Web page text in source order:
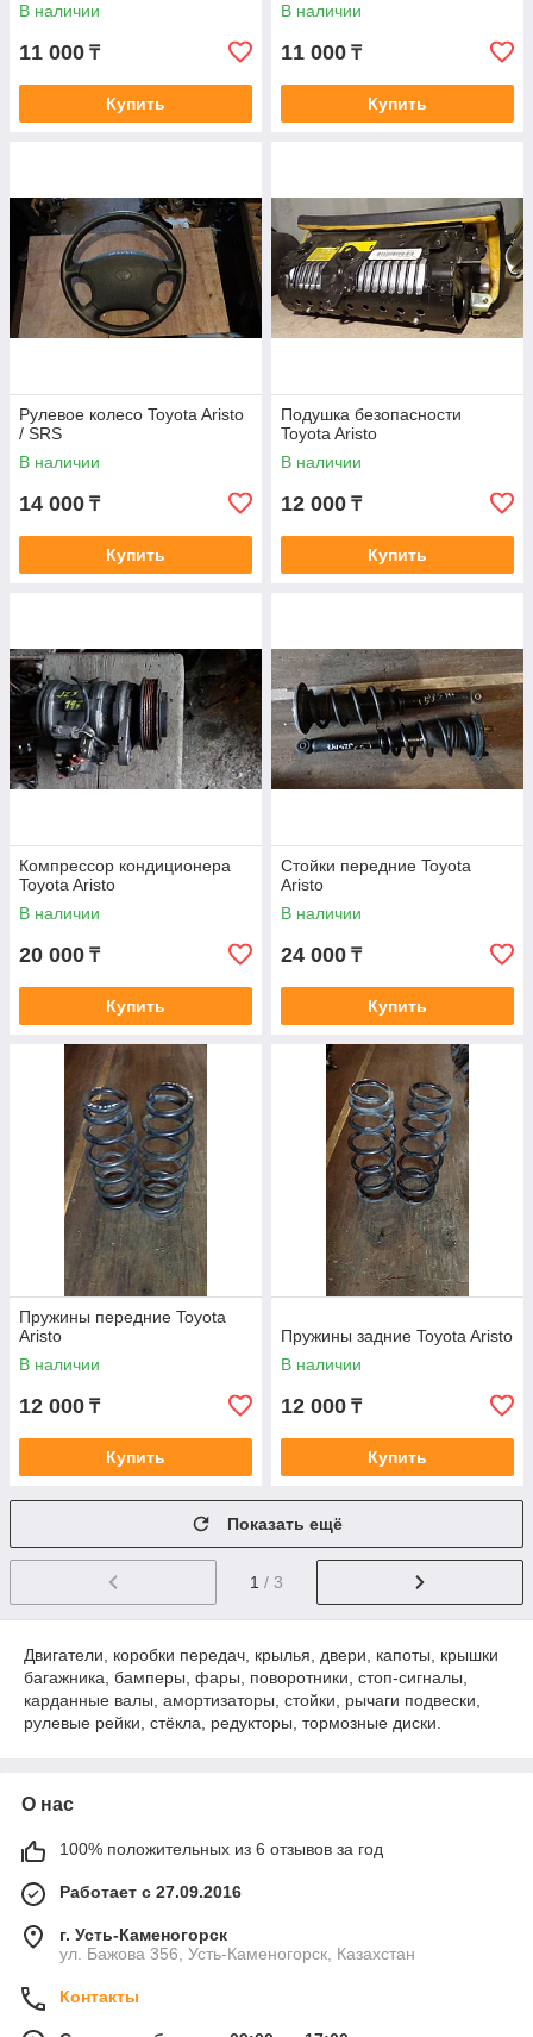
В наличии
11 000 ₸
Купить
В наличии
11 000 ₸
Купить
Рулевое колесо Toyota Aristo
/ SRS
В наличии
14 000 ₸
Купить
Подушка безопасности
Toyota Aristo
В наличии
12 000 ₸
Купить
Компрессор кондиционера
Toyota Aristo
В наличии
20 000 ₸
Купить
Стойки передние Toyota
Aristo
В наличии
24 000 ₸
Купить
Пружины передние Toyota
Aristo
В наличии
12 000 ₸
Купить
Пружины задние Toyota Aristo
В наличии
12 000 ₸
Купить
Показать ещё
1 / 3
Двигатели, коробки передач, крылья, двери, капоты, крышки
багажника, бамперы, фары, поворотники, стоп-сигналы,
карданные валы, амортизаторы, стойки, рычаги подвески,
рулевые рейки, стёкла, редукторы, тормозные диски.
О нас
100% положительных из 6 отзывов за год
Работает с 27.09.2016
г. Усть-Каменогорск
ул. Бажова 356, Усть-Каменогорск, Казахстан
Контакты